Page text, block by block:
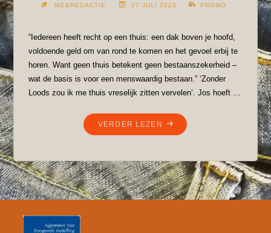
WEBREDACTIE 27 JULI 2023 PROMO
“Iedereen heeft recht op een thuis: een dak boven je hoofd,
voldoende geld om van rond te komen en het gevoel erbij te
horen. Want geen thuis betekent geen bestaanszekerheid –
wat de basis is voor een menswaardig bestaan.” ‘Zonder
Loods zou ik me thuis vreselijk zitten vervelen’. Jos hoeft …
VERDER LEZEN
"HET
KANSFONDS"